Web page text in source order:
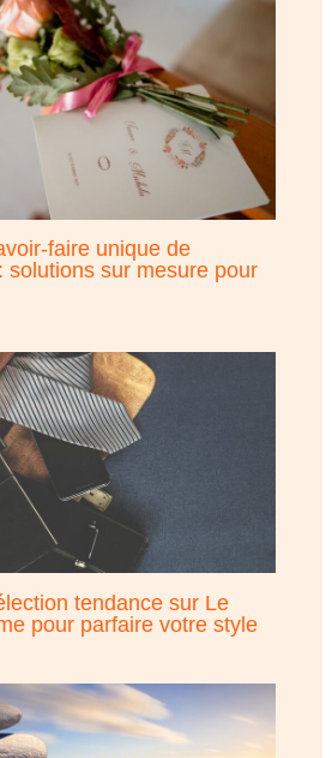
faire unique de
solutions sur mesure pour
tendance sur Le
pour parfaire votre style